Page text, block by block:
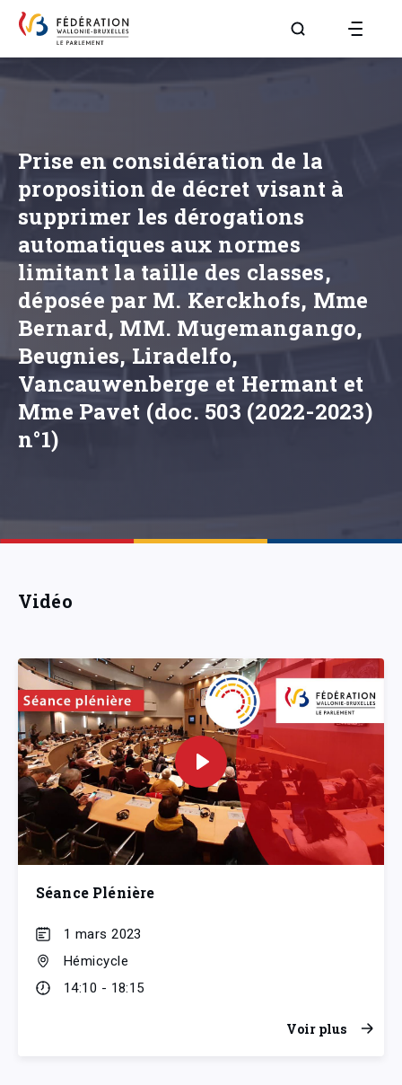
Aller à la page
Prise en considération de la
proposition de décret visant à
supprimer les dérogations
automatiques aux normes
limitant la taille des classes,
déposée par M. Kerckhofs, Mme
Bernard, MM. Mugemangango,
Beugnies, Liradelfo,
Vancauwenberge et Hermant et
Mme Pavet (doc. 503 (2022-2023)
n°1)
Vidéo
Séance Plénière
1 mars 2023
Hémicycle
14:10 - 18:15
Voir plus